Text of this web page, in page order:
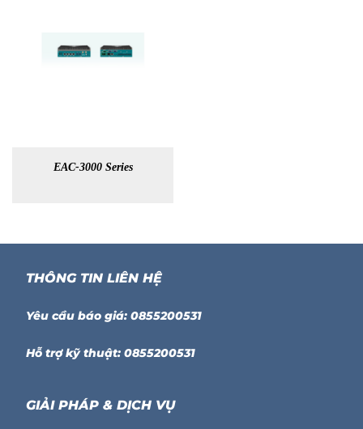
EAC-3000 Series
THÔNG TIN LIÊN HỆ
Yêu cầu báo giá: 0855200531
Hỗ trợ kỹ thuật: 0855200531
GIẢI PHÁP & DỊCH VỤ